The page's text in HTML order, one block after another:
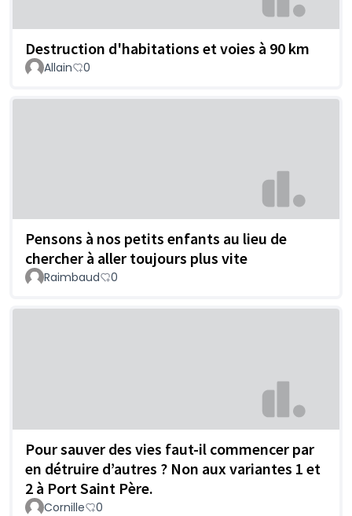
Destruction d'habitations et voies à 90 km
Allain 0
Pensons à nos petits enfants au lieu de
chercher à aller toujours plus vite
Raimbaud 0
Pour sauver des vies faut-il commencer par
en détruire d’autres ? Non aux variantes 1 et
2 à Port Saint Père.
Cornille 0